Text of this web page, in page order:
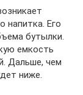
напитка. Его
бутылки.
емкость
Дальше, чем
ниже.